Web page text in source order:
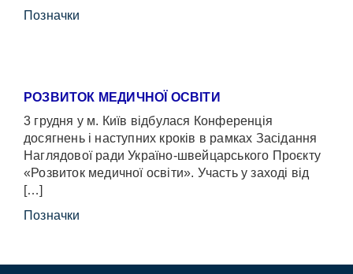
Позначки
РОЗВИТОК МЕДИЧНОЇ ОСВІТИ
3 грудня у м. Київ відбулася Конференція
досягнень і наступних кроків в рамках Засідання
Наглядової ради Україно-швейцарського Проєкту
«Розвиток медичної освіти». Участь у заході від
[…]
Позначки